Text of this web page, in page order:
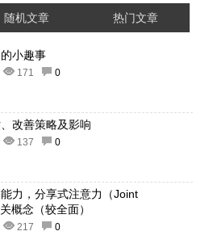
随机文章 热门文章
小趣事
171 0
改善策略及影响
137 0
力，分享式注意力（Joint
概念（较全面）
217 0